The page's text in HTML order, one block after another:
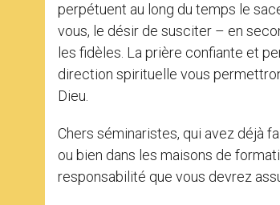
perpétuent au long du temps le
vous, le désir de susciter – en
les fidèles. La prière confiante et
direction spirituelle vous
Dieu.
Chers séminaristes, qui avez déjà
ou bien dans les maisons de
responsabilité que vous devrez